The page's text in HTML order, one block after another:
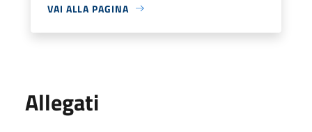
VAI ALLA PAGINA
Allegati